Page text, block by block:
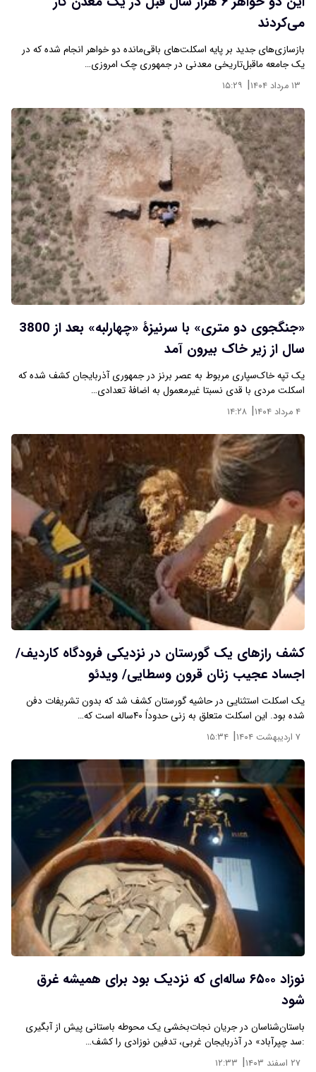
می‌کردند
بازسازی‌های جدید بر پایه اسکلت‌های باقی‌مانده دو خواهر انجام شده که در
یک جامعه ماقبل‌تاریخی معدنی در جمهوری چک امروزی…
۱۳ مرداد ۱۴۰۴ | ۱۵:۲۹
«جنگجوی دو متری» با سرنیزۀ «چهارلبه» بعد از 3800
سال از زیر خاک بیرون آمد
یک تپه‌ خاک‌سپاری مربوط به عصر برنز در جمهوری آذربایجان کشف شده که
اسکلت مردی با قدی نسبتا غیرمعمول به اضافۀ تعدادی…
۴ مرداد ۱۴۰۴ | ۱۴:۲۸
کشف رازهای یک گورستان در نزدیکی فرودگاه کاردیف/
اجساد عجیب زنان قرون وسطایی/ ویدئو
یک اسکلت استثنایی در حاشیه گورستان کشف شد که بدون تشریفات دفن
شده بود. این اسکلت متعلق به زنی حدوداً ۴۰ساله است که…
۷ اردیبهشت ۱۴۰۴ | ۱۵:۳۴
نوزاد ۶۵۰۰ ساله‌ای که نزدیک بود برای همیشه غرق
شود
باستان‌شناسان در جریان نجات‌بخشی یک محوطه باستانی پیش از آبگیری
:سد چپرآباد» در آذربایجان غربی، تدفین نوزادی را کشف…
۲۷ اسفند ۱۴۰۳ | ۱۲:۳۳